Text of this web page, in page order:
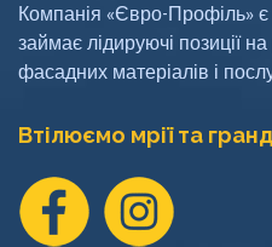
Компанія «Євро-Профіль»
займає лідируючі позиції
фасадних матеріалів і
Втілюємо мрії та